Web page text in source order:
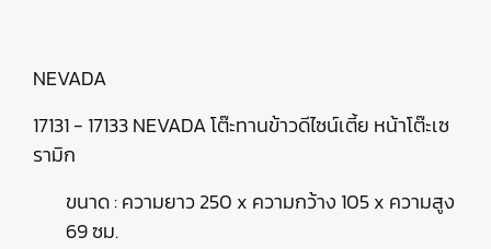
NEVADA
17131 - 17133 NEVADA โต๊ะทานข้าวดีไซน์เตี้ย หน้าโต๊ะเซ
รามิก
ขนาด : ความยาว 250 x ความกว้าง 105 x ความสูง
69 ซม.